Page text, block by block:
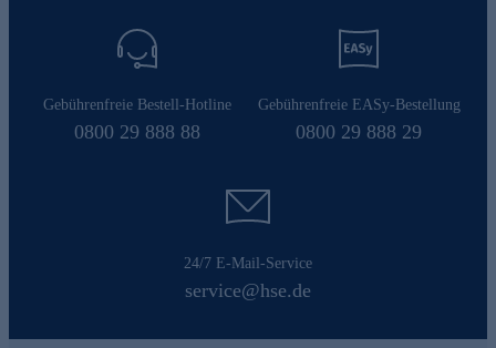
Gebührenfreie Bestell-Hotline
0800 29 888 88
Gebührenfreie EASy-Bestellung
0800 29 888 29
24/7 E-Mail-Service
service@hse.de